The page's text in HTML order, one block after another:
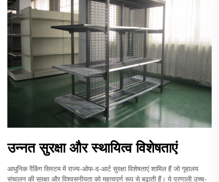
उन्नत सुरक्षा और स्थायित्व विशेषताएं
आधुनिक रैकिंग सिस्टम में राज्य-ओफ-द-आर्ट सुरक्षा विशेषताएं शामिल हैं जो गृहालय
संचालन की सुरक्षा और विश्वसनीयता को महत्वपूर्ण रूप से बढ़ाती हैं। ये प्रणाली उच्च-